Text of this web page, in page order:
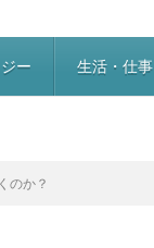
ー 生活・仕事
のか？